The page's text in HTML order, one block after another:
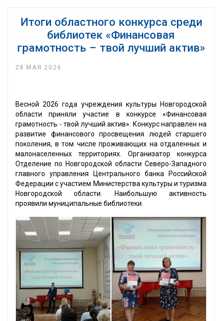
Итоги областного конкурса среди
библиотек «Финансовая
грамотность – твой лучший актив»
28 МАЯ 2026
Весной 2026 года учреждения культуры Новгородской
области приняли участие в конкурсе «Финансовая
грамотность - твой лучший актив». Конкурс направлен на
развитие финансового просвещения людей старшего
поколения, в том числе проживающих на отдаленных и
малонаселенных территориях. Организатор конкурса
Отделение по Новгородской области Северо-Западного
главного управления Центрального банка Российской
Федерации с участием Министерства культуры и туризма
Новгородской области. Наибольшую активность
проявили муниципальные библиотеки.